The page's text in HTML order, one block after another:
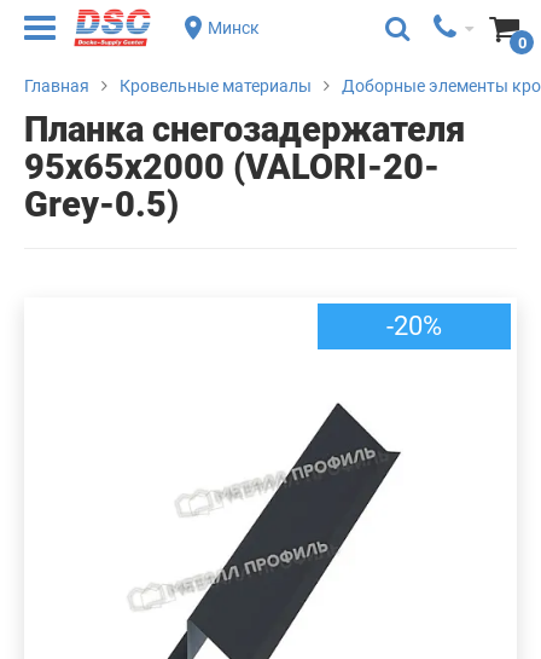
Минск
0
Главная Кровельные материалы Доборные элементы
Планка снегозадержателя
95х65х2000 (VALORI-20-
Grey-0.5)
-20%